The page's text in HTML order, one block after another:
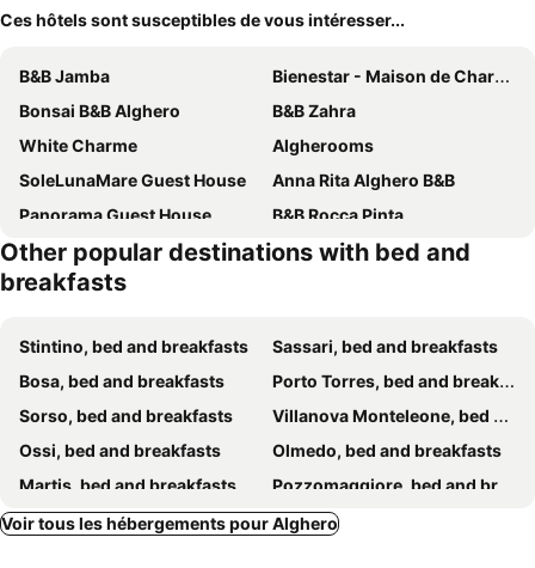
Ces hôtels sont susceptibles de vous intéresser...
B&B Jamba
Bienestar - Maison de Charme
Bonsai B&B Alghero
B&B Zahra
White Charme
Algherooms
SoleLunaMare Guest House
Anna Rita Alghero B&B
Panorama Guest House
B&B Rocca Pinta
B&B La Casa Bianca di Porto Conte
Agriturismo I Vigneti
Casa Felicidad Alguer
Villa Grachira
B&B Nuraghe Bianco
Calciufetta
L'Arcobaleno
Aba Maya
Il Giardino Degli Iris
Da Umby
B&B Il Giardinetto Alghero
Beach Rooms 1 Self Check-in
Alghero Sunrise
Guest House XX Settembre
Las Palmas
Other popular destinations with bed and
breakfasts
Stintino, bed and breakfasts
Sassari, bed and breakfasts
Bosa, bed and breakfasts
Porto Torres, bed and breakfasts
Sorso, bed and breakfasts
Villanova Monteleone, bed and breakfasts
Ossi, bed and breakfasts
Olmedo, bed and breakfasts
Martis, bed and breakfasts
Pozzomaggiore, bed and breakfasts
Sennariolo, bed and breakfasts
Uri, bed and breakfasts
Voir tous les hébergements pour Alghero